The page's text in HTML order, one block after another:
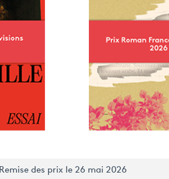
Remise des prix le 26 mai 2026